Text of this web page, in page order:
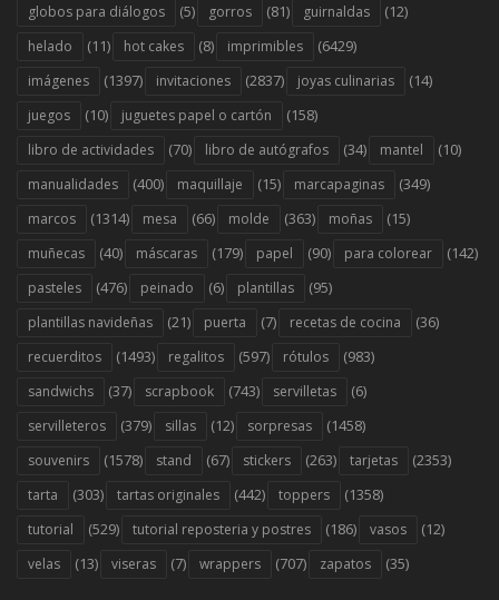
globos para diálogos (5) gorros (81) guirnaldas (12)
helado (11) hot cakes (8) imprimibles (6429)
imágenes (1397) invitaciones (2837) joyas culinarias (14)
juegos (10) juguetes papel o cartón (158)
libro de actividades (70) libro de autógrafos (34) mantel (10)
manualidades (400) maquillaje (15) marcapaginas (349)
marcos (1314) mesa (66) molde (363) moñas (15)
muñecas (40) máscaras (179) papel (90) para colorear (142)
pasteles (476) peinado (6) plantillas (95)
plantillas navideñas (21) puerta (7) recetas de cocina (36)
recuerditos (1493) regalitos (597) rótulos (983)
sandwichs (37) scrapbook (743) servilletas (6)
servilleteros (379) sillas (12) sorpresas (1458)
souvenirs (1578) stand (67) stickers (263) tarjetas (2353)
tarta (303) tartas originales (442) toppers (1358)
tutorial (529) tutorial reposteria y postres (186) vasos (12)
velas (13) viseras (7) wrappers (707) zapatos (35)